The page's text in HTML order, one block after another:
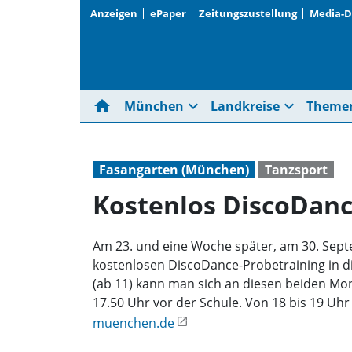
Anzeigen ePaper Zeitungszustellung Media-
home München expand_more Landkreise expand_more
Fasangarten (München) Tanzsport
Kostenlos
Am 23. und eine Woche später, am 30.
kostenlosen DiscoDance-Probetraining in
(ab 11) kann man sich an diesen beiden
17.50 Uhr vor der Schule. Von 18 bis 19
muenchen.de